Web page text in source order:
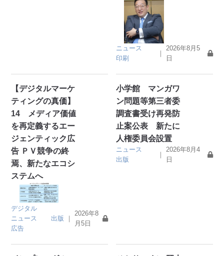
ニュース
印刷
｜
2026年8月5
日
【デジタルマーケ
ティングの真価】
14 メディア価値
を再定義するエー
ジェンティック広
告 ＰＶ競争の終
焉、新たなエコシ
ステムへ
デジタル
ニュース
出版
広告
｜
2026年8
月5日
小学館 マンガワ
ン問題等第三者委
調査書受け再発防
止案公表 新たに
人権委員会設置
ニュース
出版
｜
2026年8月4
日